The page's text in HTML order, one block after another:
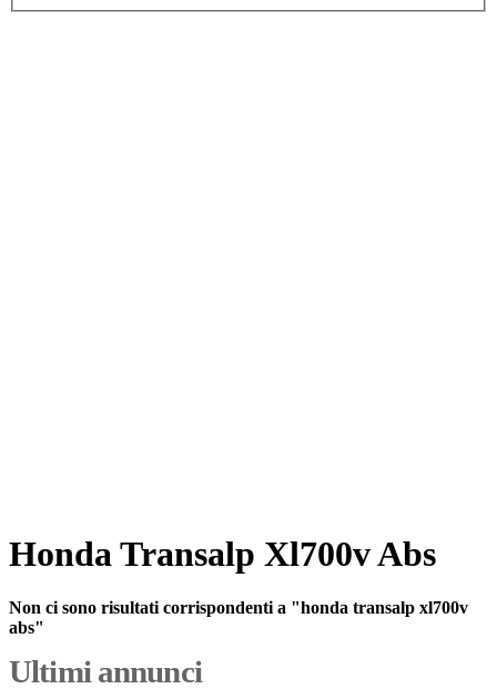
Honda Transalp Xl700v Abs
Non ci sono risultati corrispondenti a "honda transalp xl700v
abs"
Ultimi annunci